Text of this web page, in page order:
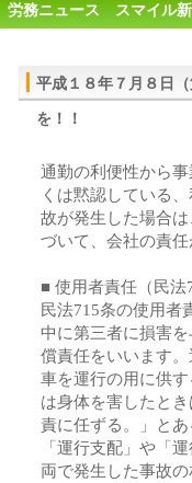
労務ニュース スマイル
平成１８年７月８日
を！！
通勤の利便性から
くは黙認している
故が発生した場合
づいて、会社の責
■ 使用者責任（民
民法715条の使用者
中に第三者に損害
償責任をいいます
車を運行の用に供
は身体を害したと
責に任ずる。」と
「運行支配」や「
両で発生した事故